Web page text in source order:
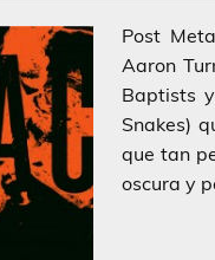
Post
Aaron
Baptists
Snakes)
que tan
oscura y